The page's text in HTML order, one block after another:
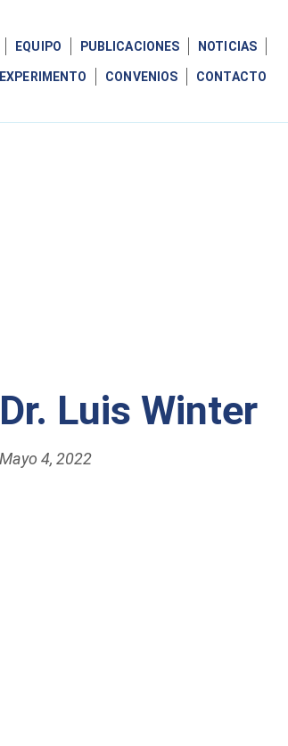
EQUIPO PUBLICACIONES NOTICIAS
EXPERIMENTO CONVENIOS CONTACTO
Dr. Luis Winter
Mayo 4, 2022